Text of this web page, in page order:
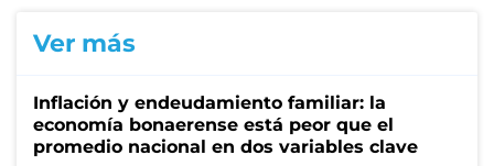
Ver más
Inflación y endeudamiento familiar: la
economía bonaerense está peor que el
promedio nacional en dos variables clave